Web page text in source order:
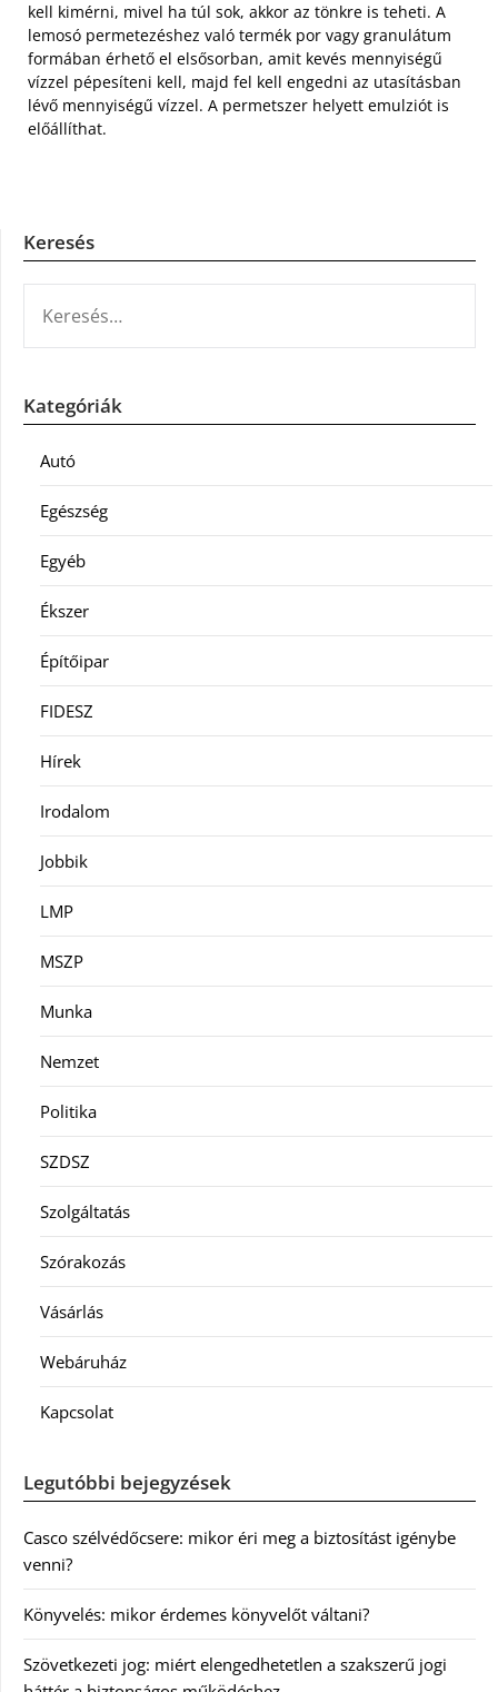
kell kimérni, mivel ha túl sok, akkor az tönkre is teheti. A
lemosó permetezéshez való termék por vagy granulátum
formában érhető el elsősorban, amit kevés mennyiségű
vízzel pépesíteni kell, majd fel kell engedni az utasításban
lévő mennyiségű vízzel. A permetszer helyett emulziót is
előállíthat.
Keresés
Kategóriák
Autó
Egészség
Egyéb
Ékszer
Építőipar
FIDESZ
Hírek
Irodalom
Jobbik
LMP
MSZP
Munka
Nemzet
Politika
SZDSZ
Szolgáltatás
Szórakozás
Vásárlás
Webáruház
Kapcsolat
Legutóbbi bejegyzések
Casco szélvédőcsere: mikor éri meg a biztosítást igénybe
venni?
Könyvelés: mikor érdemes könyvelőt váltani?
Szövetkezeti jog: miért elengedhetetlen a szakszerű jogi